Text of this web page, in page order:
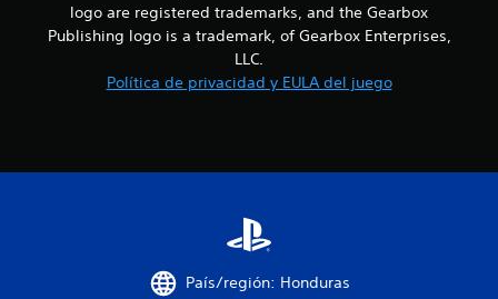
logo are registered trademarks, and the Gearbox
Publishing logo is a trademark, of Gearbox Enterprises,
LLC.
Política de privacidad y EULA del juego
País/región: Honduras